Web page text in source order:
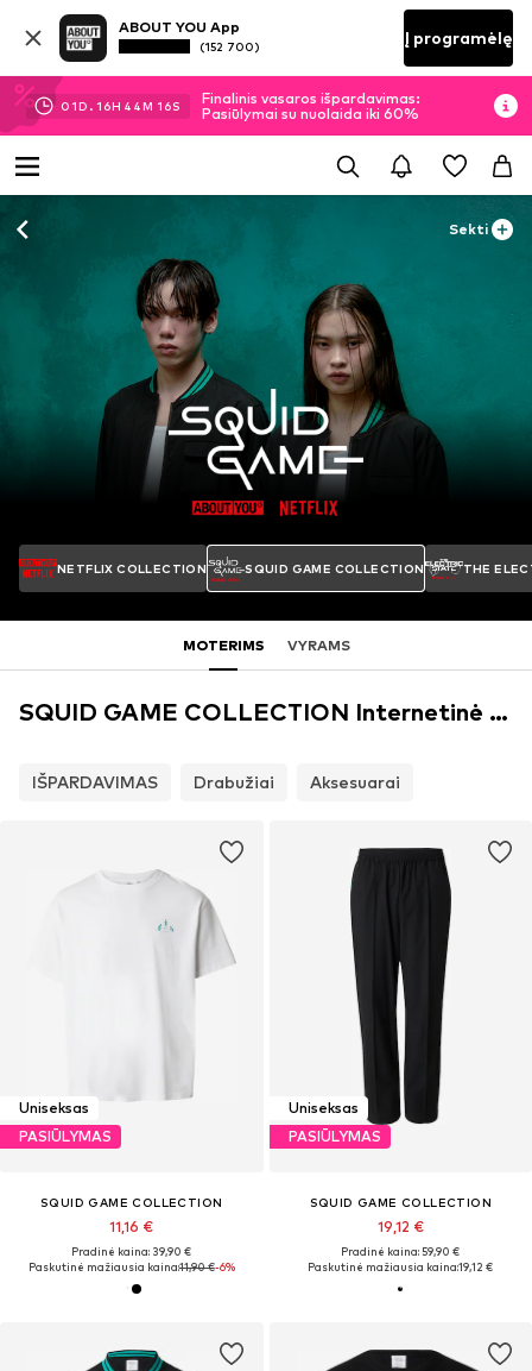
ABOUT YOU App
(152 700) Į programėlę
01D. 16H 44M 16S
Finalinis vasaros išpardavimas:
Pasiūlymai su nuolaida iki 60%
Sekti
NETFLIX COLLECTION SQUID GAME COLLECTION THE
MOTERIMS VYRAMS
SQUID GAME COLLECTION Internetinė parduotuvė
IŠPARDAVIMAS Drabužiai Aksesuarai
Uniseksas
PASIŪLYMAS
SQUID GAME COLLECTION
11,16 €
Pradinė kaina: 39,90 €
Paskutinė mažiausia kaina:11,90 €-6%
Uniseksas
PASIŪLYMAS
SQUID GAME COLLECTION
19,12 €
Pradinė kaina: 59,90 €
Paskutinė mažiausia kaina:19,12 €